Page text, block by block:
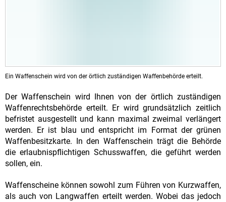
Ein Waffenschein wird von der örtlich zuständigen Waffenbehörde erteilt.
Der Waffenschein wird Ihnen von der örtlich zuständigen
Waffenrechtsbehörde erteilt. Er wird grundsätzlich zeitlich
befristet ausgestellt und kann maximal zweimal verlängert
werden. Er ist blau und entspricht im Format der grünen
Waffenbesitzkarte. In den Waffenschein trägt die Behörde
die erlaubnispflichtigen Schusswaffen, die geführt werden
sollen, ein.
Waffenscheine können sowohl zum Führen von Kurzwaffen,
als auch von Langwaffen erteilt werden. Wobei das jedoch